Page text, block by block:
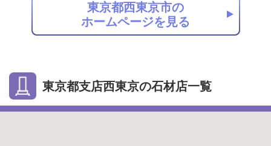
東京都西東京市の
ホームページを見る
東京都支店西東京の石材店一覧